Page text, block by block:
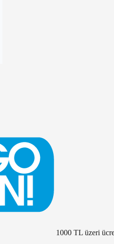
1000 TL üzeri